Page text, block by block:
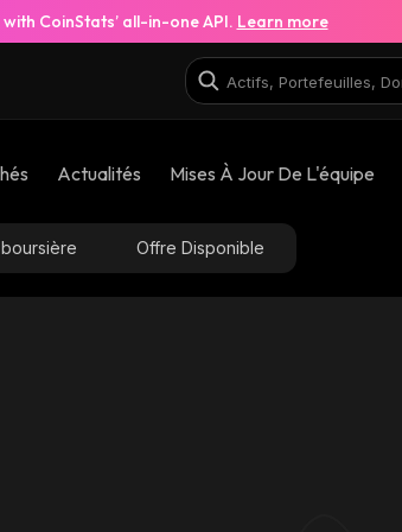
with CoinStats’ all-in-one API. Learn more
Actualités Mises À Jour De L'équipe
Offre Disponible